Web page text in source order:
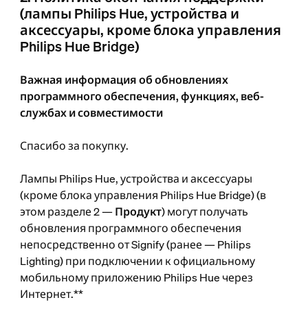
(лампы Philips Hue, устройства и
аксессуары, кроме блока управления
Philips Hue Bridge)
Важная информация об обновлениях
программного обеспечения, функциях, веб-
службах и совместимости
Спасибо за покупку.
Лампы Philips Hue, устройства и аксессуары
(кроме блока управления Philips Hue Bridge) (в
этом разделе 2 —Продукт) могут получать
обновления программного обеспечения
непосредственно от Signify (ранее — Philips
Lighting) при подключении к официальному
мобильному приложению Philips Hue через
Интернет.**